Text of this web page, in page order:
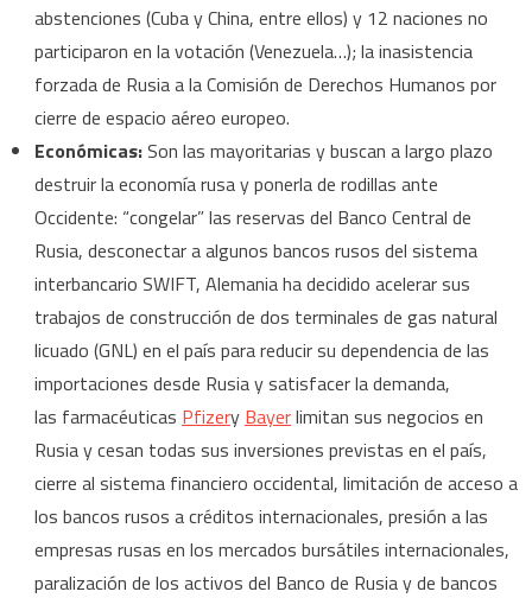
abstenciones (Cuba y China, entre ellos) y 12 naciones no
participaron en la votación (Venezuela…); la inasistencia
forzada de Rusia a la Comisión de Derechos Humanos por
cierre de espacio aéreo europeo.
Económicas:Son las mayoritarias y buscan a largo plazo
destruir la economía rusa y ponerla de rodillas ante
Occidente: “congelar” las reservas del Banco Central de
Rusia, desconectar a algunos bancos rusos del sistema
interbancario SWIFT, Alemania ha decidido acelerar sus
trabajos de construcción de dos terminales de gas natural
licuado (GNL) en el país para reducir su dependencia de las
importaciones desde Rusia y satisfacer la demanda,
las farmacéuticas Pfizery Bayerlimitan sus negocios en
Rusia y cesan todas sus inversiones previstas en el país,
cierre al sistema financiero occidental, limitación de acceso a
los bancos rusos a créditos internacionales, presión a las
empresas rusas en los mercados bursátiles internacionales,
paralización de los activos del Banco de Rusia y de bancos